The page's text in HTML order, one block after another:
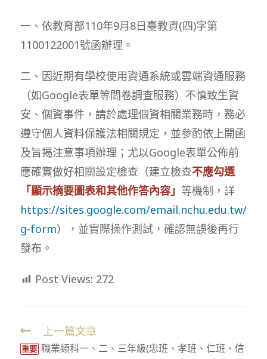
一、依教育部110年9月8日臺教資(四)字第
1100122001號函辦理。
二、因近期有學校使用資通系統或雲端資通服務
（如Google表單等問卷調查服務）不慎致生資
安、個資事件，請於處理個資相關業務時，務必
遵守個人資料保護法相關規定，並參酌依上開函
及旨揭注意事項辦理；尤以Google表單公佈前
應確實做好相關設定檢查（建立檢查不應勾選
「顯示摘要圖表和其他作答內容」 等機制，詳
https://sites.google.com/email.nchu.edu.tw/
g-form），並實際操作測試，確認無誤後再行
發布。
Post Views: 272
Read
more
上一篇文章
重要 職業類科一、二、三年級(忠班、孝班、仁班、信